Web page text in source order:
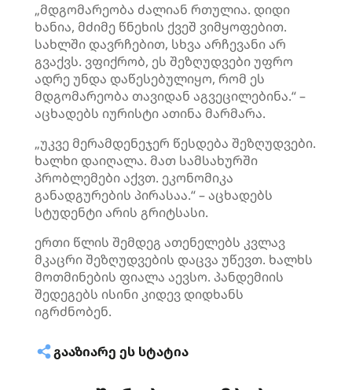
„მდგომარეობა ძალიან რთულია. დიდი
ხანია, მძიმე წნეხის ქვეშ ვიმყოფებით.
სახლში დავრჩებით, სხვა არჩევანი არ
გვაქვს. ვფიქრობ, ეს შეზღუდვები უფრო
ადრე უნდა დაწესებულიყო, რომ ეს
მდგომარეობა თავიდან აგვეცილებინა.“ –
აცხადებს იურისტი ათინა მარმარა.
„უკვე მერამდენეჯერ წესდება შეზღუდვები.
ხალხი დაიღალა. მათ სამსახურში
პრობლემები აქვთ. ეკონომიკა
განადგურების პირასაა.“ – აცხადებს
სტუდენტი არის გრიტსასი.
ერთი წლის შემდეგ ათენელებს კვლავ
მკაცრი შეზღუდვების დაცვა უწევთ. ხალხს
მოთმინების ფიალა აევსო. პანდემიის
შედეგებს ისინი კიდევ დიდხანს
იგრძნობენ.
ᲒᲐᲐᲖᲘᲐᲠᲔ ᲔᲡ ᲡᲢᲐᲢᲘᲐ